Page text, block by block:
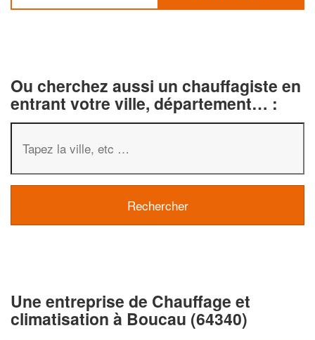
Ou cherchez aussi un chauffagiste en
entrant votre ville, département… :
Une entreprise de Chauffage et
climatisation à Boucau (64340)